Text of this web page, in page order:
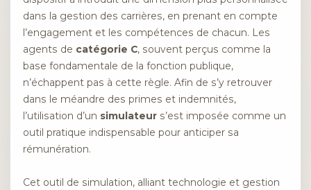
dans la gestion des carrières, en prenant en compte
l’engagement et les compétences de chacun. Les
agents de catégorie C, souvent perçus comme la
base fondamentale de la fonction publique,
n’échappent pas à cette règle. Afin de s’y retrouver
dans le méandre des primes et indemnités,
l’utilisation d’un simulateur s’est imposée comme un
outil pratique indispensable pour anticiper sa
rémunération.
Cet outil de simulation, alliant technologie et gestion